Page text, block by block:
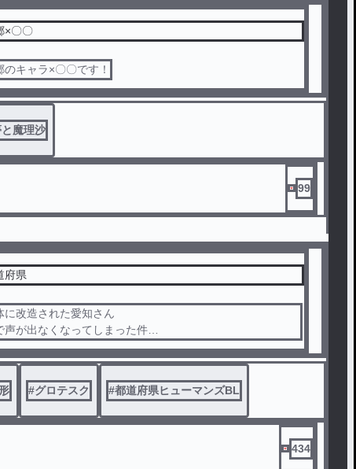
×〇〇
のキャラ×〇〇です！
魔理沙
99
府県
に改造された愛知さん
声が出なくなってしまった件
えぐいのは1話だけです。ほんわかな話が多いわよ_(┐「ε:)_
#グロテスク #都道府県ヒューマンズBL
434